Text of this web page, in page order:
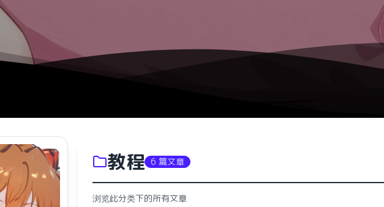
教程 6 篇文章
浏览此分类下的所有文章